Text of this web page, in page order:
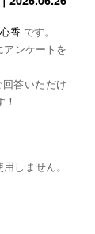
香 です。
ンケートを
答いただけ
しません。